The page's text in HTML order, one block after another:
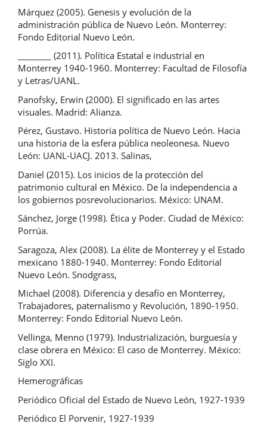
Márquez (2005). Genesis y evolución de la
administración pública de Nuevo León. Monterrey:
Fondo Editorial Nuevo León.
________ (2011). Política Estatal e industrial en
Monterrey 1940-1960. Monterrey: Facultad de Filosofía
y Letras/UANL.
Panofsky, Erwin (2000). El significado en las artes
visuales. Madrid: Alianza.
Pérez, Gustavo. Historia política de Nuevo León. Hacia
una historia de la esfera pública neoleonesa. Nuevo
León: UANL-UACJ. 2013. Salinas,
Daniel (2015). Los inicios de la protección del
patrimonio cultural en México. De la independencia a
los gobiernos posrevolucionarios. México: UNAM.
Sánchez, Jorge (1998). Ética y Poder. Ciudad de México:
Porrúa.
Saragoza, Alex (2008). La élite de Monterrey y el Estado
mexicano 1880-1940. Monterrey: Fondo Editorial
Nuevo León. Snodgrass,
Michael (2008). Diferencia y desafío en Monterrey,
Trabajadores, paternalismo y Revolución, 1890-1950.
Monterrey: Fondo Editorial Nuevo León.
Vellinga, Menno (1979). Industrialización, burguesía y
clase obrera en México: El caso de Monterrey. México:
Siglo XXI.
Hemerográficas
Periódico Oficial del Estado de Nuevo León, 1927-1939
Periódico El Porvenir, 1927-1939